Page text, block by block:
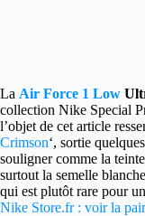
La Air Force 1 Low
collection Nike Special
l’objet de cet article
Crimson‘, sortie
souligner comme la
surtout la semelle
qui est plutôt rare pour
Nike Store.fr : voir la